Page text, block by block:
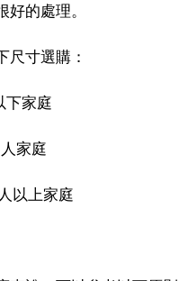
好的處理。
尺寸選購：
家庭
家庭
以上家庭